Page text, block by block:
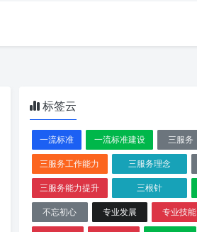
标签云
一流标准 一流标准建设 三服务
三服务工作能力
三服务理念
三服务能力提升
三根针
不忘初心
专业发展 专业技能